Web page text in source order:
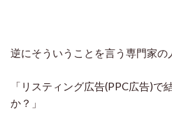
逆にそういうことを言う専門家の
「リスティング広告(PPC広告)
か？」